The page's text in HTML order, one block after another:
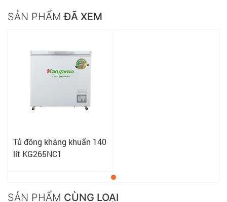
SẢN PHẨM ĐÃ XEM
Tủ đông kháng khuẩn 140
lít KG265NC1
SẢN PHẨM CÙNG LOẠI